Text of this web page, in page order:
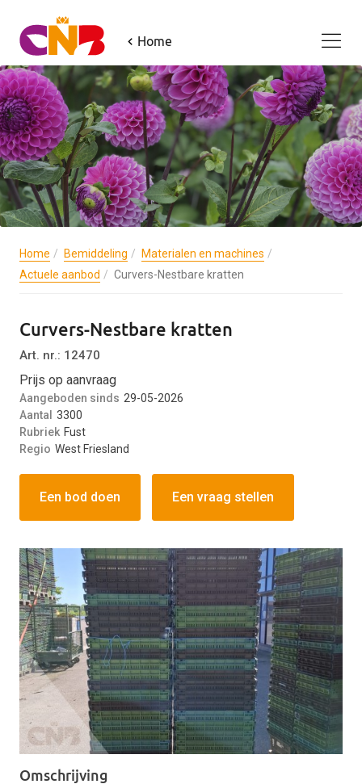
Home
Home Bemiddeling
Materialen en machines
Actuele aanbod
Curvers-Nestbare kratten
Curvers-Nestbare kratten
Art. nr.: 12470
Prijs op aanvraag
Aangeboden sinds 29-05-2026
Aantal
3300
Rubriek Fust
Regio West Friesland
Een bod doen Een vraag stellen
Omschrijving